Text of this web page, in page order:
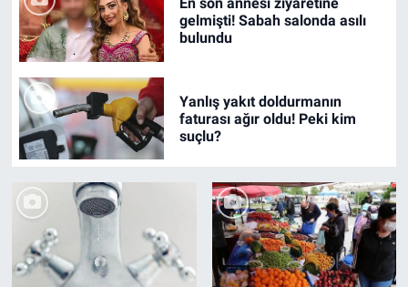
gelmişti! Sabah salonda asılı
bulundu
Yanlış yakıt doldurmanın
faturası ağır oldu! Peki kim
suçlu?